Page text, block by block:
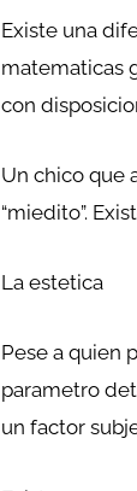
Existe una
matematicas
con
Un chico que
“miedito”.
La estetica
Pese a quien
parametro
un factor